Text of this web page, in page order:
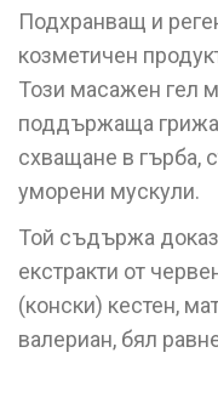
Подхранващ и
козметичен
Този масажен гел
поддържаща грижа
схващане в гърба,
уморени мускули.
Той съдържа
екстракти от
(конски) кестен,
валериан, бял